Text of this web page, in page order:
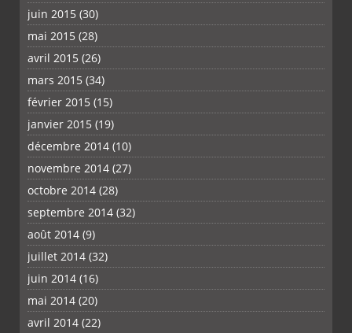
juin 2015 (30)
mai 2015 (28)
avril 2015 (26)
mars 2015 (34)
février 2015 (15)
janvier 2015 (19)
décembre 2014 (10)
novembre 2014 (27)
octobre 2014 (28)
septembre 2014 (32)
août 2014 (9)
juillet 2014 (32)
juin 2014 (16)
mai 2014 (20)
avril 2014 (22)